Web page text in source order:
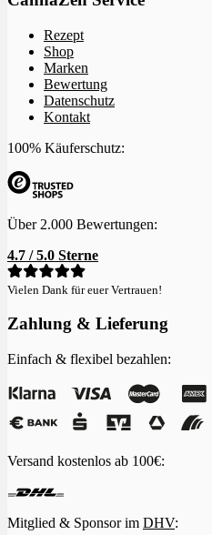
Rezept
Shop
Marken
Bewertung
Datenschutz
Kontakt
100% Käuferschutz:
Über 2.000 Bewertungen:
4.7 / 5.0 Sterne
Vielen Dank für euer Vertrauen!
Zahlung & Lieferung
Einfach & flexibel bezahlen:
Versand kostenlos ab 100€:
Mitglied & Sponsor im DHV: